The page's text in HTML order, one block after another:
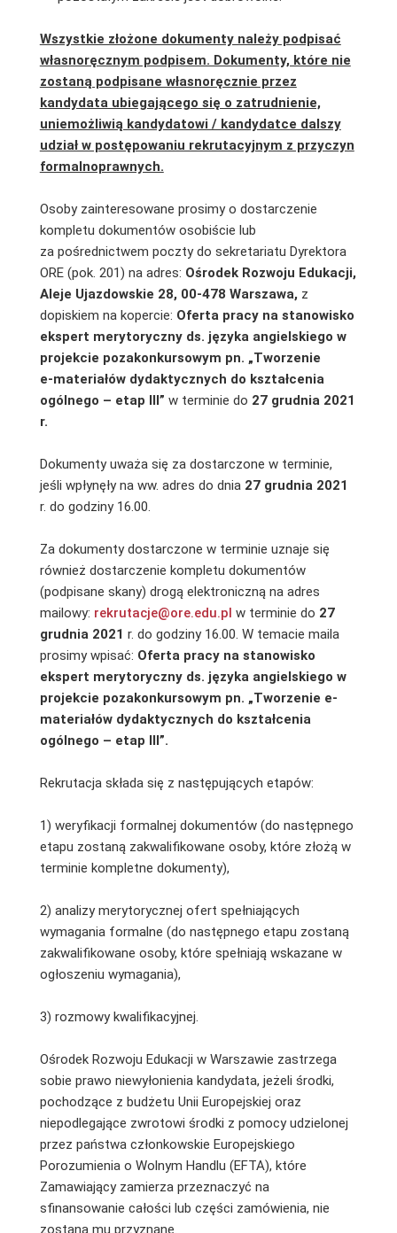
Wszystkie złożone dokumenty należy podpisać
własnoręcznym podpisem. Dokumenty, które nie
zostaną podpisane własnoręcznie przez
kandydata ubiegającego się o zatrudnienie,
uniemożliwią kandydatowi / kandydatce dalszy
udział w postępowaniu rekrutacyjnym z przyczyn
formalnoprawnych.
Osoby zainteresowane prosimy o dostarczenie
kompletu dokumentów osobiście lub
za pośrednictwem poczty do sekretariatu Dyrektora
ORE (pok. 201) na adres: Ośrodek Rozwoju Edukacji,
Aleje Ujazdowskie 28, 00-478 Warszawa, z
dopiskiem na kopercie: Oferta pracy na stanowisko
ekspert merytoryczny ds. języka angielskiego w
projekcie pozakonkursowym pn. „Tworzenie
e-materiałów dydaktycznych do kształcenia
ogólnego – etap III” w terminie do 27 grudnia 2021
r.
Dokumenty uważa się za dostarczone w terminie,
jeśli wpłynęły na ww. adres do dnia 27 grudnia 2021
r. do godziny 16.00.
Za dokumenty dostarczone w terminie uznaje się
również dostarczenie kompletu dokumentów
(podpisane skany) drogą elektroniczną na adres
mailowy: rekrutacje@ore.edu.pl w terminie do 27
grudnia 2021 r. do godziny 16.00. W temacie maila
prosimy wpisać: Oferta pracy na stanowisko
ekspert merytoryczny ds. języka angielskiego w
projekcie pozakonkursowym pn. „Tworzenie e-
materiałów dydaktycznych do kształcenia
ogólnego – etap III”.
Rekrutacja składa się z następujących etapów:
1) weryfikacji formalnej dokumentów (do następnego
etapu zostaną zakwalifikowane osoby, które złożą w
terminie kompletne dokumenty),
2) analizy merytorycznej ofert spełniających
wymagania formalne (do następnego etapu zostaną
zakwalifikowane osoby, które spełniają wskazane w
ogłoszeniu wymagania),
3) rozmowy kwalifikacyjnej.
Ośrodek Rozwoju Edukacji w Warszawie zastrzega
sobie prawo niewyłonienia kandydata, jeżeli środki,
pochodzące z budżetu Unii Europejskiej oraz
niepodlegające zwrotowi środki z pomocy udzielonej
przez państwa członkowskie Europejskiego
Porozumienia o Wolnym Handlu (EFTA), które
Zamawiający zamierza przeznaczyć na
sfinansowanie całości lub części zamówienia, nie
zostaną mu przyznane.